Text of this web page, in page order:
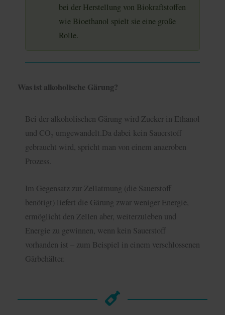
bei der Herstellung von Biokraftstoffen
wie Bioethanol spielt sie eine große
Rolle.
Was ist alkoholische Gärung?
Bei der alkoholischen Gärung wird Zucker in Ethanol
und CO₂ umgewandelt.Da dabei kein Sauerstoff
gebraucht wird, spricht man von einem anaeroben
Prozess.
Im Gegensatz zur Zellatmung (die Sauerstoff
benötigt) liefert die Gärung zwar weniger Energie,
ermöglicht den Zellen aber, weiterzuleben und
Energie zu gewinnen, wenn kein Sauerstoff
vorhanden ist – zum Beispiel in einem verschlossenen
Gärbehälter.